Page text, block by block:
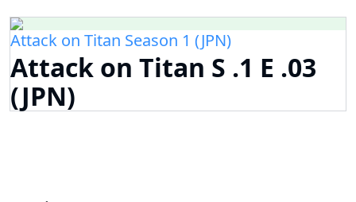
Attack on Titan Season 1 (JPN)
Attack on Titan S .1 E .03
(JPN)